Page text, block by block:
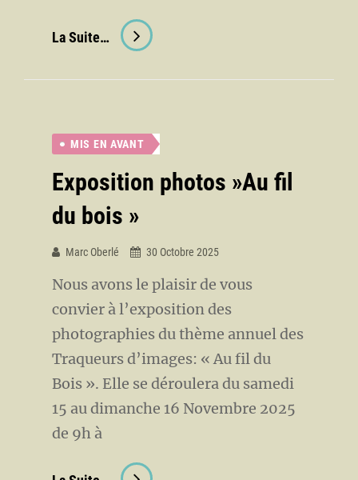
La Suite… Franc
Succès
Pour
Des
Traqueurs
D’Images
MIS EN AVANT
Exposition photos »Au fil
du bois »
Marc Oberlé 30 Octobre 2025
Nous avons le plaisir de vous
convier à l’exposition des
photographies du thème annuel des
Traqueurs d’images: « Au fil du
Bois ». Elle se déroulera du samedi
15 au dimanche 16 Novembre 2025
de 9h à
Exposition